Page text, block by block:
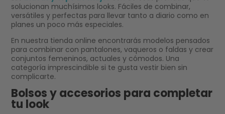
solucionan muchísimos looks. Fáciles de combinar,
versátiles y perfectas para llevar tanto a diario como en
planes un poco más especiales.
En nuestra tienda online encontrarás modelos pensados
para combinar con pantalones, vaqueros o faldas y crear
conjuntos femeninos, actuales y cómodos. Una
categoría imprescindible si te gusta vestir bien sin
complicarte.
Bolsos y accesorios para completar
tu look